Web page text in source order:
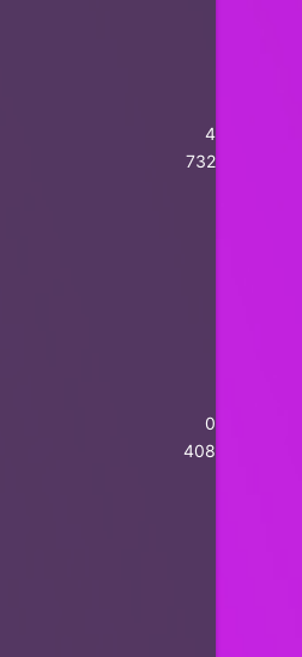
4
732
0
408